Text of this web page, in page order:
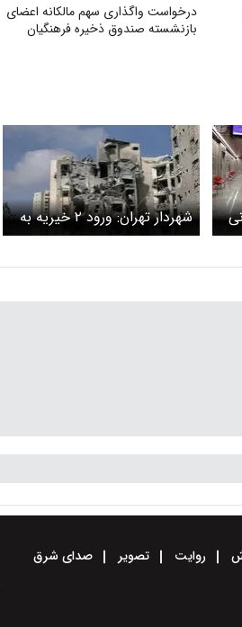
درخواست واگذاری سهم مالکانه اعضای
بازنشسته صندوق ذخیره فرهنگیان
شهردار تهران: ورود ۲ خیریه به
بازسازی خانه های جنگ زده/
روایت تصویر صدای شرق